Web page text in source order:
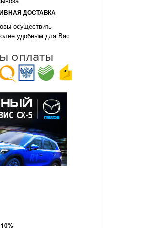
ДОСТАВКА
осуществить
удобным для Вас
оплаты